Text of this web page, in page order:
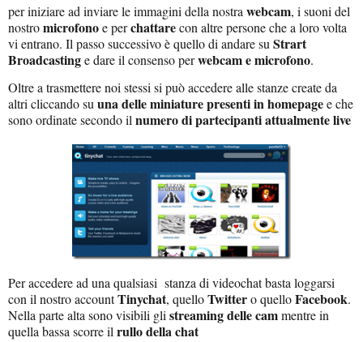
per iniziare ad inviare le immagini della nostra webcam, i suoni del
nostromicrofonoe perchattarecon altre persone che a loro volta
vi entrano. Il passo successivo è quello di andare su Strart
Broadcastinge dare il consenso perwebcam e microfono.
Oltre a trasmettere noi stessi si può accedere alle stanze create da
altri cliccando suuna delle miniature presenti in homepagee che
sono ordinate secondo ilnumero di partecipanti attualmente live
Per accedere ad una qualsiasi stanza di videochat basta loggarsi
con il nostro accountTinychat, quelloTwittero quelloFacebook.
Nella parte alta sono visibili glistreaming delle cammentre in
quella bassa scorre ilrullo della chat